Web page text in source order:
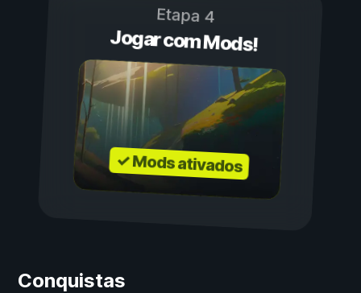
Etapa 4
Jogar com Mods!
✓ Mods ativados
Conquistas